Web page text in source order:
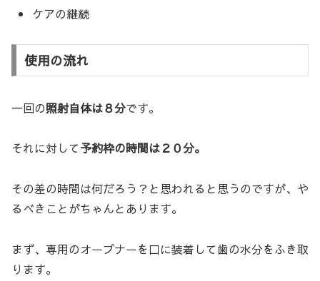
ケアの継続
使用の流れ
一回の照射自体は８分です。
それに対して予約枠の時間は２０分。
その差の時間は何だろう？と思われると思うのですが、や
るべきことがちゃんとあります。
まず、専用のオープナーを口に装着して歯の水分をふき取
ります。